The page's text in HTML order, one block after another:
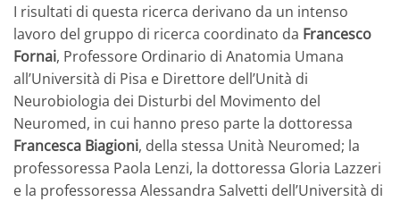
I risultati di questa ricerca derivano da un intenso
lavoro del gruppo di ricerca coordinato da Francesco
Fornai, Professore Ordinario di Anatomia Umana
all’Università di Pisa e Direttore dell’Unità di
Neurobiologia dei Disturbi del Movimento del
Neuromed, in cui hanno preso parte la dottoressa
Francesca Biagioni, della stessa Unità Neuromed; la
professoressa Paola Lenzi, la dottoressa Gloria Lazzeri
e la professoressa Alessandra Salvetti dell’Università di